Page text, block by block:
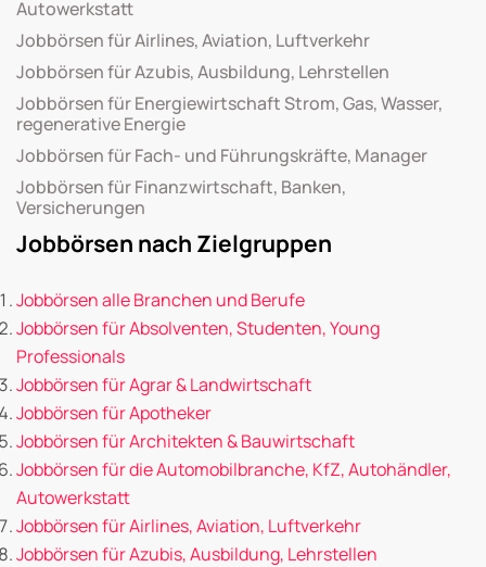
Autowerkstatt
Jobbörsen für Airlines, Aviation, Luftverkehr
Jobbörsen für Azubis, Ausbildung, Lehrstellen
Jobbörsen für Energiewirtschaft Strom, Gas, Wasser,
regenerative Energie
Jobbörsen für Fach- und Führungskräfte, Manager
Jobbörsen für Finanzwirtschaft, Banken,
Versicherungen
Jobbörsen nach Zielgruppen
Jobbörsen alle Branchen und Berufe
Jobbörsen für Absolventen, Studenten, Young
Professionals
Jobbörsen für Agrar & Landwirtschaft
Jobbörsen für Apotheker
Jobbörsen für Architekten & Bauwirtschaft
Jobbörsen für die Automobilbranche, KfZ, Autohändler,
Autowerkstatt
Jobbörsen für Airlines, Aviation, Luftverkehr
Jobbörsen für Azubis, Ausbildung, Lehrstellen